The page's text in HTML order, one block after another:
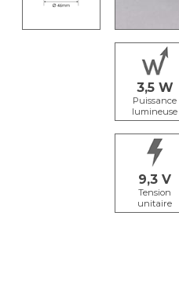
3,5
Puissance
lumineuse
9,3
Tension
unitaire